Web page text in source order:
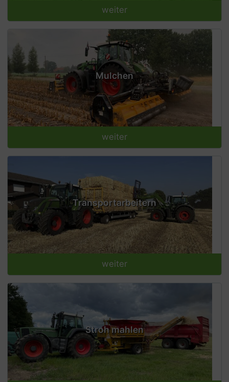
weiter
Mulchen
weiter
Transportarbeitern
weiter
Stroh mahlen